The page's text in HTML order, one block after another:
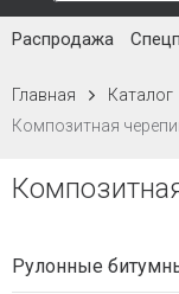
Распродажа
Главная Каталог
Композитная
Рулонные